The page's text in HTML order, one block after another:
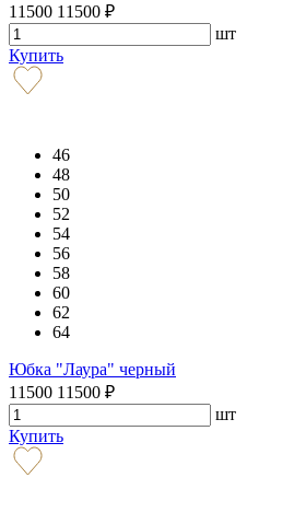
11500 11500 ₽
шт
Купить
46
48
50
52
54
56
58
60
62
64
Юбка "Лаура" черный
11500 11500 ₽
шт
Купить